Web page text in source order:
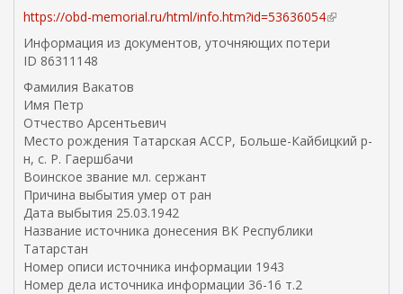
https://obd-memorial.ru/html/info.htm?id=53636054(
н
я
Информация из документов, уточняющих потери
ID 86311148
Фамилия Вакатов
Имя Петр
Отчество Арсентьевич
Место рождения Татарская АССР, Больше-Кайбицкий р-
н, с. Р. Гаершбачи
Воинское звание мл. сержант
Причина выбытия умер от ран
Дата выбытия 25.03.1942
Название источника донесения ВК Республики
Татарстан
Номер описи источника информации 1943
Номер дела источника информации 36-16 т.2